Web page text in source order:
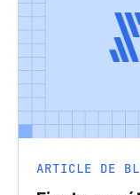
ARTICLE DE